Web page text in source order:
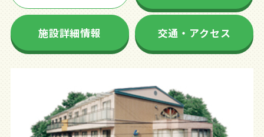
施設詳細情報 交通・アクセス